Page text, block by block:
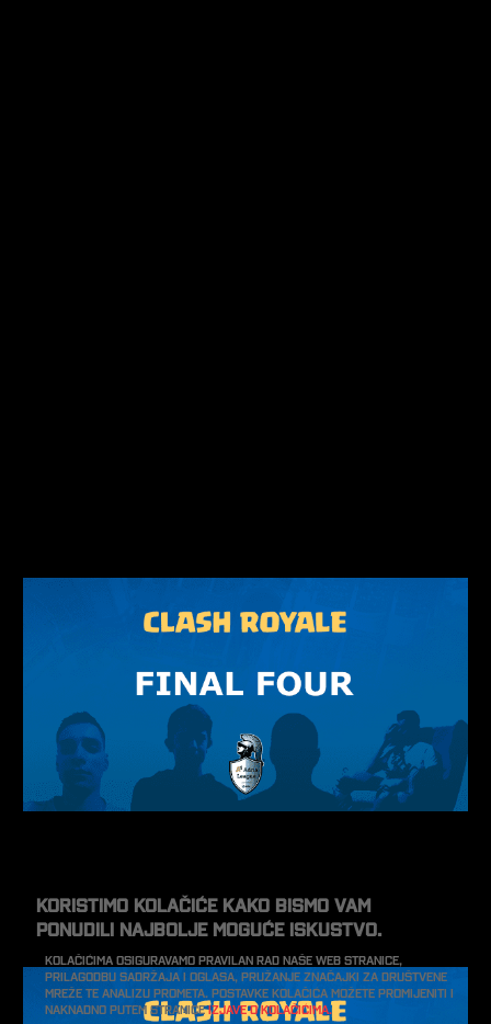
Koristimo kolačiće kako bismo vam
ponudili najbolje moguće iskustvo.
Kolačićima osiguravamo pravilan rad naše web stranice,
prilagodbu sadržaja i oglasa, pružanje značajki za društvene
mreže te analizu prometa. Postavke kolačića možete promijeniti i
naknadno putem straniceIzjave o kolačićima.